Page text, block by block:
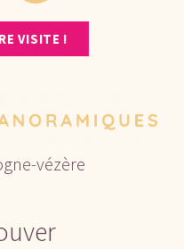
VISITE !
vézère